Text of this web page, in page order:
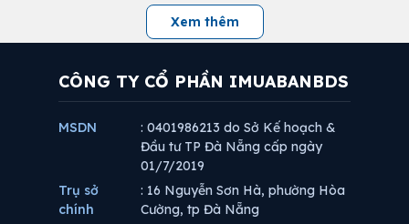
Xem thêm
CÔNG TY CỔ PHẦN IMUABANBDS
MSDN
: 0401986213 do Sở Kế hoạch &
Đầu tư TP Đà Nẵng cấp ngày
01/7/2019
Trụ sở
chính
: 16 Nguyễn Sơn Hà, phường Hòa
Cường, tp Đà Nẵng